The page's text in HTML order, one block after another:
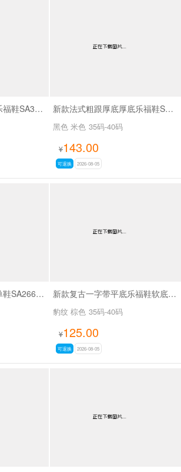
新款牛漆皮粗跟厚底乐福鞋SA3071 新款法式粗跟厚底厚底乐福鞋SA3079
黑色 米色 35码-40码
¥143.00
可退换 2026-08-05
新款漆皮平底乐福鞋单鞋SA2668-2 新款复古一字带平底乐福鞋软底豆豆鞋SA969
豹纹 棕色 35码-40码
¥125.00
可退换 2026-08-05